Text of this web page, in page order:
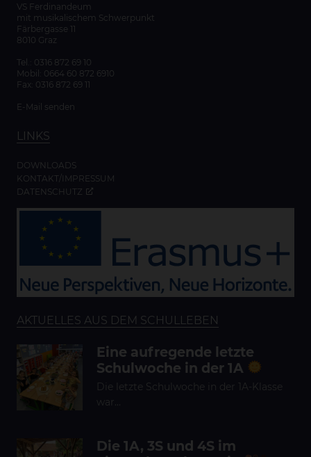
VS Ferdinandeum
mit musikalischem Schwerpunkt
Färbergasse 11
8010 Graz
Tel.: 0316 872 69 10
Mobil: 0664 60 872 6910
Fax: 0316 872 69 11
E-Mail senden
LINKS
DOWNLOADS
KONTAKT/IMPRESSUM
DATENSCHUTZ
AKTUELLES AUS DEM SCHULLEBEN
Eine aufregende letzte
Schulwoche in der 1A
Die letzte Schulwoche in der 1A-Klasse
war…
Die 1A, 3S und 4S im